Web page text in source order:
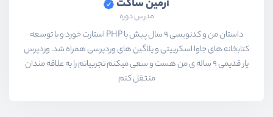
آرمین ساکت
مدرس دوره
داستان من و کدنویسی 9 سال پیش با PHP استارت خورد و با توسعه
کتابخانه های جاوا اسکریپتی و پلاگین های وردپرسی همراه شد. وردپرس
یار قدیمی 9 ساله ی من هست و سعی میکنم تجربیاتم را به علاقه مندان
منتقل کنم